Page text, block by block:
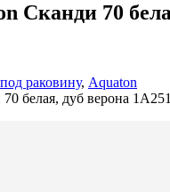
Сканди 70
раковину, Aquaton
белая, дуб верона